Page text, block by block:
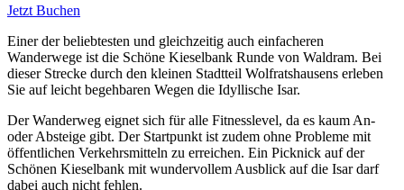
Jetzt Buchen
Einer der beliebtesten und gleichzeitig auch einfacheren
Wanderwege ist die Schöne Kieselbank Runde von Waldram. Bei
dieser Strecke durch den kleinen Stadtteil Wolfratshausens erleben
Sie auf leicht begehbaren Wegen die Idyllische Isar.
Der Wanderweg eignet sich für alle Fitnesslevel, da es kaum An-
oder Absteige gibt. Der Startpunkt ist zudem ohne Probleme mit
öffentlichen Verkehrsmitteln zu erreichen. Ein Picknick auf der
Schönen Kieselbank mit wundervollem Ausblick auf die Isar darf
dabei auch nicht fehlen.